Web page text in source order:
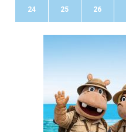
24 25 26